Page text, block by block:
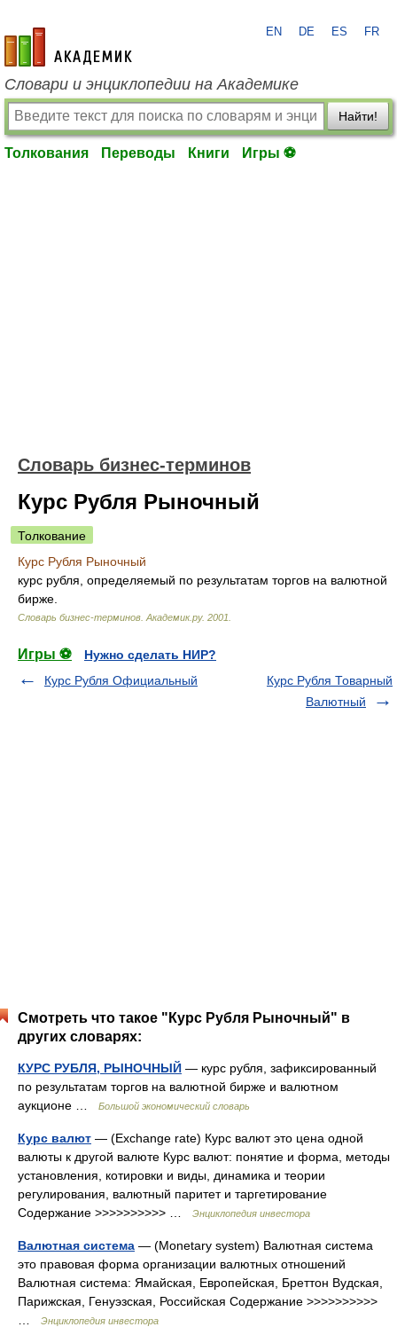
academic.ru
EN DE ES FR
Словари и энциклопедии на Академике
Найти!
Толкования Переводы Книги Игры ⚽
Словарь бизнес-терминов
Курс Рубля Рыночный
Толкование
Курс Рубля Рыночный
курс рубля, определяемый по результатам торгов на валютной
бирже.
Словарь бизнес-терминов. Академик.ру. 2001
Игры ⚽
Нужно сделать НИР?
Курс Рубля Официальный
Курс Рубля Товарный
Валютный
Смотреть что такое "Курс Рубля Рыночный" в
других словарях:
КУРС РУБЛЯ, РЫНОЧНЫЙ — курс рубля, зафиксированный
по результатам торгов на валютной бирже и валютном
аукционе …
Большой экономический словарь
Курс валют — (Exchange rate) Курс валют это цена одной
валюты к другой валюте Курс валют: понятие и форма, методы
установления, котировки и виды, динамика и теории
регулирования, валютный паритет и таргетирование
Содержание >>>>>>>>>> …
Энциклопедия инвестора
Валютная система — (Monetary system) Валютная система
это правовая форма организации валютных отношений
Валютная система: Ямайская, Европейская, Бреттон Вудская,
Парижская, Генуэзская, Российская Содержание >>>>>>>>>>
Энциклопедия инвестора